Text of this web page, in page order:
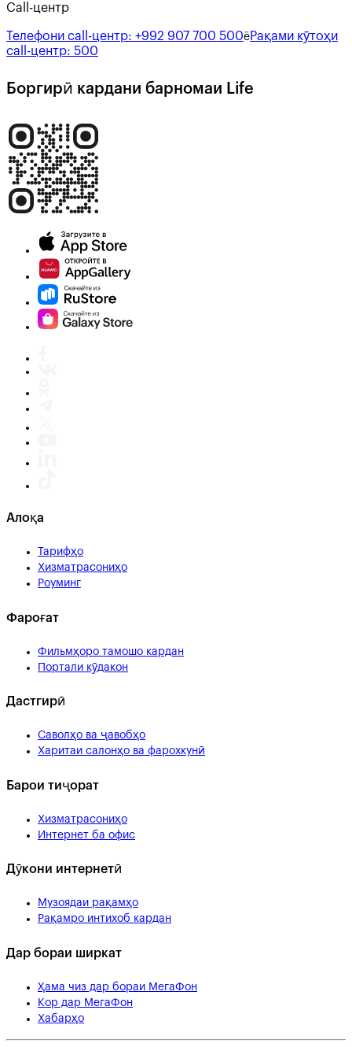
Call-центр
Телефони call-центр: +992 907 700 500ёРақами кӯтоҳи
call-центр: 500
Боргирӣ кардани барномаи Life
Алоқа
Тарифҳо
Хизматрасониҳо
Роуминг
Фароғат
Фильмҳоро тамошо кардан
Портали кӯдакон
Дастгирӣ
Саволҳо ва ҷавобҳо
Харитаи салонҳо ва фарохкунӣ
Барои тиҷорат
Хизматрасониҳо
Интернет ба офис
Дӯкони интернетӣ
Музоядаи рақамҳо
Рақамро интихоб кардан
Дар бораи ширкат
Ҳама чиз дар бораи МегаФон
Кор дар МегаФон
Хабарҳо